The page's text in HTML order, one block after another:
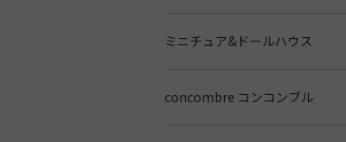
ミニチュア&ドールハウス
concombre コンコンブル